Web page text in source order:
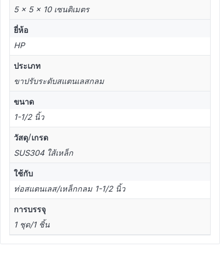
5 × 5 × 10 เซนติเมตร
ยี่ห้อ
HP
ประเภท
ขาปรับระดับสแตนเลสกลม
ขนาด
1-1/2 นิ้ว
วัสดุ/เกรด
SUS304 ใส้เหล็ก
ใช้กับ
ท่อสแตนเลส/เหล็กกลม 1-1/2 นิ้ว
การบรรจุ
1 ชุด/1 ชิ้น